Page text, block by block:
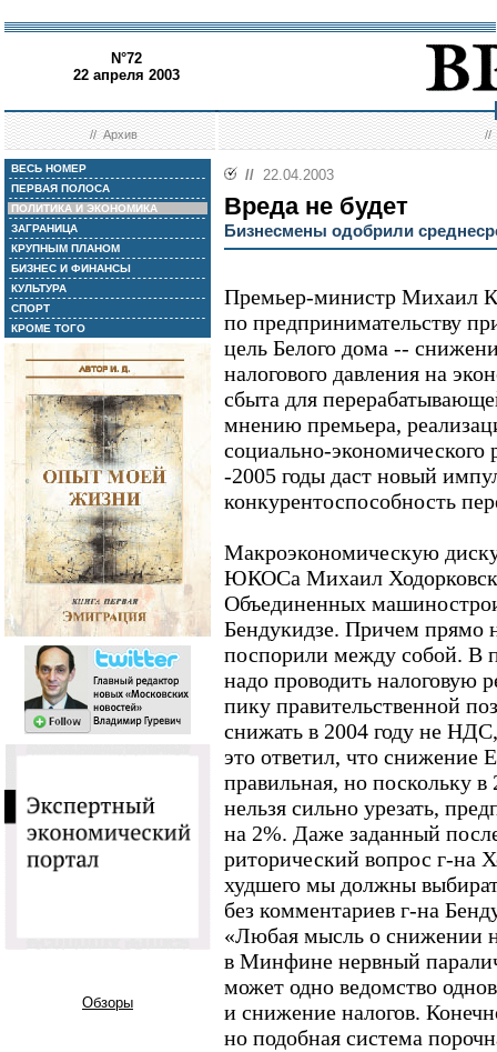
N°72
22 апреля 2003
//Архив //
ВЕСЬ НОМЕР
ПЕРВАЯ ПОЛОСА
ПОЛИТИКА И ЭКОНОМИКА
ЗАГРАНИЦА
КРУПНЫМ ПЛАНОМ
БИЗНЕС И ФИНАНСЫ
КУЛЬТУРА
СПОРТ
КРОМЕ ТОГО
Обзоры
// 22.04.2003
Вреда не будет
Бизнесмены одобрили
Премьер-министр Михаил
по предпринимательству
цель Белого дома --
налогового давления на
сбыта для
мнению премьера,
социально-экономического
-2005 годы даст новый
конкурентоспособность
Макроэкономическую
ЮКОСа Михаил
Объединенных
Бендукидзе. Причем прямо
поспорили между собой. В
надо проводить налоговую
пику правительственной
снижать в 2004 году не
это ответил, что снижение
правильная, но поскольку в
нельзя сильно урезать,
на 2%. Даже заданный
риторический вопрос г-на
худшего мы должны
без комментариев г-на
«Любая мысль о снижении
в Минфине нервный
может одно ведомство
и снижение налогов.
но подобная система